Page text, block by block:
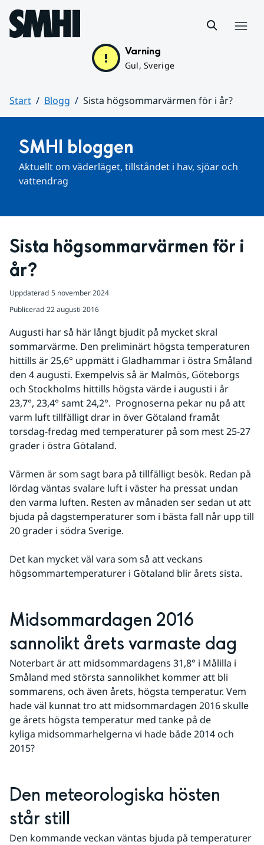
Hoppa till sidans innehåll
Varning
Gul, Sverige
Start Blogg
Sista högsommarvärmen för i år?
SMHI bloggen
Aktuellt om väderläget, tillståndet i hav, sjöar och
vattendrag
Sista högsommarvärmen för i
år?
Uppdaterad 5 november 2024
Publicerad 22 augusti 2016
Augusti har så här långt bjudit på mycket skral
sommarvärme. Den preliminärt högsta temperaturen
hittills är 25,6° uppmätt i Gladhammar i östra Småland
den 4 augusti. Exempelvis så är Malmös, Göteborgs
och Stockholms hittills högsta värde i augusti i år
23,7°, 23,4° samt 24,2°.  Prognoserna pekar nu på att
varm luft tillfälligt drar in över Götaland framåt
torsdag-fredag med temperaturer på som mest 25-27
grader i östra Götaland.
Värmen är som sagt bara på tillfälligt besök. Redan på
lördag väntas svalare luft i väster ha pressat undan
den varma luften. Resten av månaden ser sedan ut att
bjuda på dagstemperaturer som i bästa fall når upp till
20 grader i södra Sverige.
Det kan mycket väl vara som så att veckans
högsommartemperaturer i Götaland blir årets sista.
Midsommardagen 2016
sannolikt årets varmaste dag
Noterbart är att midsommardagens 31,8° i Målilla i
Småland med största sannolikhet kommer att bli
sommarens, och även årets, högsta temperatur. Vem
hade väl kunnat tro att midsommardagen 2016 skulle
ge årets högsta temperatur med tanke på de
kyliga midsommarhelgerna vi hade både 2014 och
2015?
Den meteorologiska hösten
står still
Den kommande veckan väntas bjuda på temperaturer